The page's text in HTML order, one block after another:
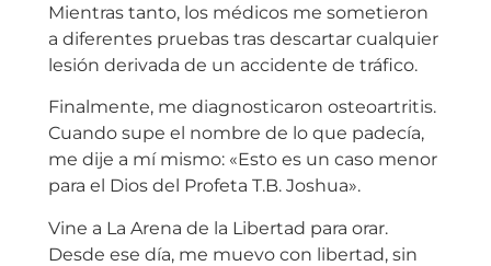
Mientras tanto, los médicos me sometieron
a diferentes pruebas tras descartar cualquier
lesión derivada de un accidente de tráfico.
Finalmente, me diagnosticaron osteoartritis.
Cuando supe el nombre de lo que padecía,
me dije a mí mismo: «Esto es un caso menor
para el Dios del Profeta T.B. Joshua».
Vine a La Arena de la Libertad para orar.
Desde ese día, me muevo con libertad, sin